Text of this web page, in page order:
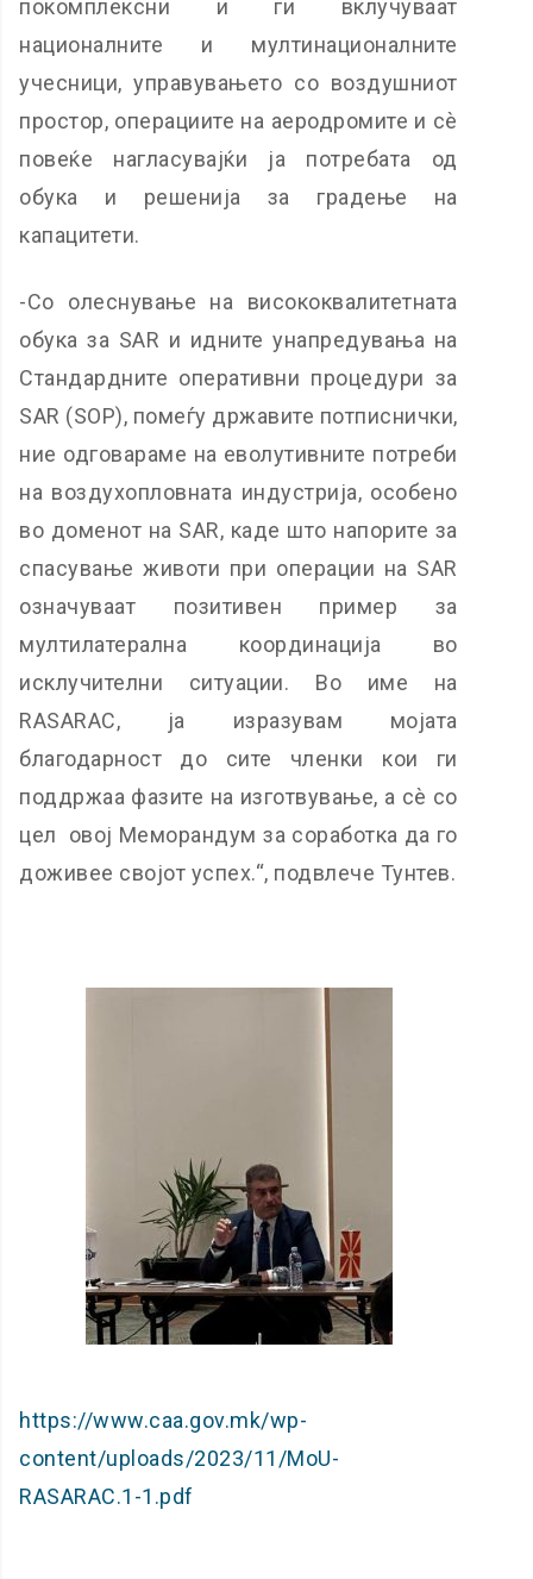
покомплексни и ги вклучуваат
националните и мултинационалните
учесници, управувањето со воздушниот
простор, операциите на аеродромите и сѐ
повеќе нагласувајќи ја потребата од
обука и решенија за градење на
капацитети.
-Со олеснување на висококвалитетната
обука за SAR и идните унапредувања на
Стандардните оперативни процедури за
SAR (SOP), помеѓу државите потписнички,
ние одговараме на еволутивните потреби
на воздухопловната индустрија, особено
во доменот на SAR, каде што напорите за
спасување животи при операции на SAR
означуваат позитивен пример за
мултилатерална координација во
исклучителни ситуации. Во име на
RASARAC, ја изразувам мојата
благодарност до сите членки кои ги
поддржаа фазите на изготвување, а сѐ со
цел овој Меморандум за соработка да го
доживее својот успех.“, подвлече Тунтев.
https://www.caa.gov.mk/wp-
content/uploads/2023/11/MoU-
RASARAC.1-1.pdf